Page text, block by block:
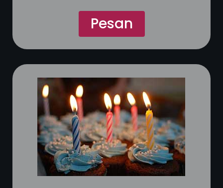
Pesan